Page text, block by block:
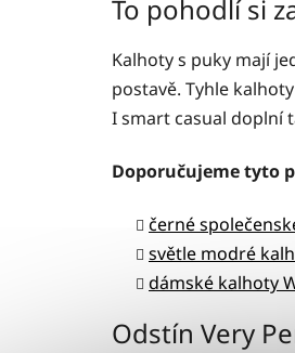
To pohodlí si
Kalhoty s puky mají
postavě. Tyhle
I smart casual doplní
Doporučujeme tyto
černé
světle modré
dámské kalhoty
Odstín Very